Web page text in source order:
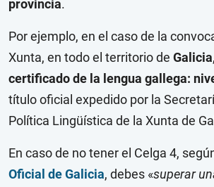
provincia.
Por ejemplo, en el caso de la
Xunta, en todo el territorio de Galicia,
certificado de la lengua gallega:
título oficial expedido por la
Política Lingüística de la Xunta de
En caso de no tener el Celga 4,
Oficial de Galicia, debes «superar